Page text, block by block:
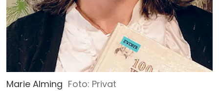
Marie Alming Privat